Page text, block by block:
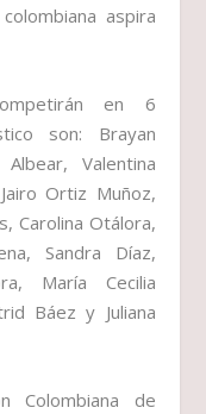
aspira
en 6
son: Brayan
Valentina
Ortiz Muñoz,
Carolina Otálora,
Sandra Díaz,
María Cecilia
Báez y Juliana
Colombiana de